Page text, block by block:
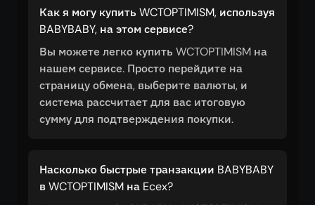
Как я могу купить WCTOPTIMISM, используя
BABYBABY, на этом сервисе?
Вы можете легко купить WCTOPTIMISM на
нашем сервисе. Просто перейдите на
страницу обмена, выберите валюты, и
система рассчитает для вас итоговую
сумму для подтверждения покупки.
Насколько быстрые транзакции BABYBABY
в WCTOPTIMISM на Ecex?